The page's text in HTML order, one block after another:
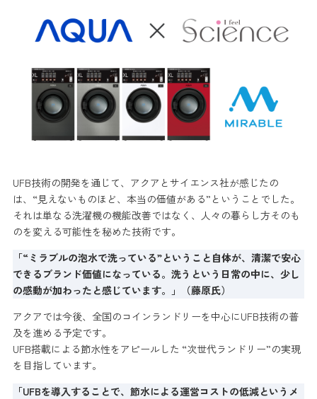
UFB技術の開発を通じて、アクアとサイエンス社が感じたの
は、“見えないものほど、本当の価値がある”ということでした。
それは単なる洗濯機の機能改善ではなく、人々の暮らし方そのも
のを変える可能性を秘めた技術です。
「“ミラブルの泡水で洗っている”ということ自体が、清潔で安心
できるブランド価値になっている。洗うという日常の中に、少し
の感動が加わったと感じています。」（藤原氏）
アクアでは今後、全国のコインランドリーを中心にUFB技術の普
及を進める予定です。
UFB搭載による節水性をアピールした “次世代ランドリー”の実現
を目指しています。
「UFBを導入することで、節水による運営コストの低減というメ